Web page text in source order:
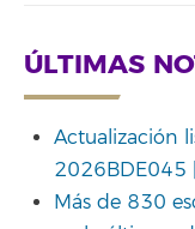
ÚLTIMAS
Actualización
Más de 830